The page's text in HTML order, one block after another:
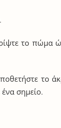
το πώμα
το
σημείο.